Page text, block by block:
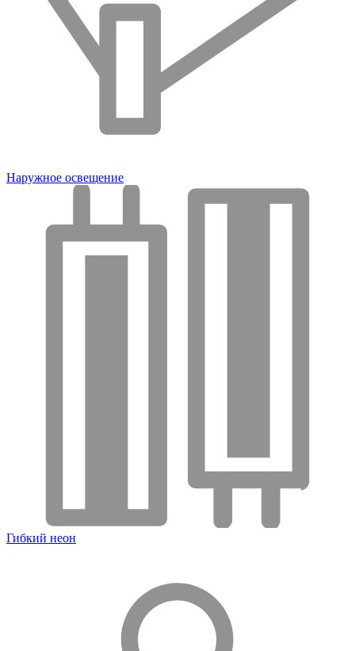
Наружное освещение
Гибкий неон